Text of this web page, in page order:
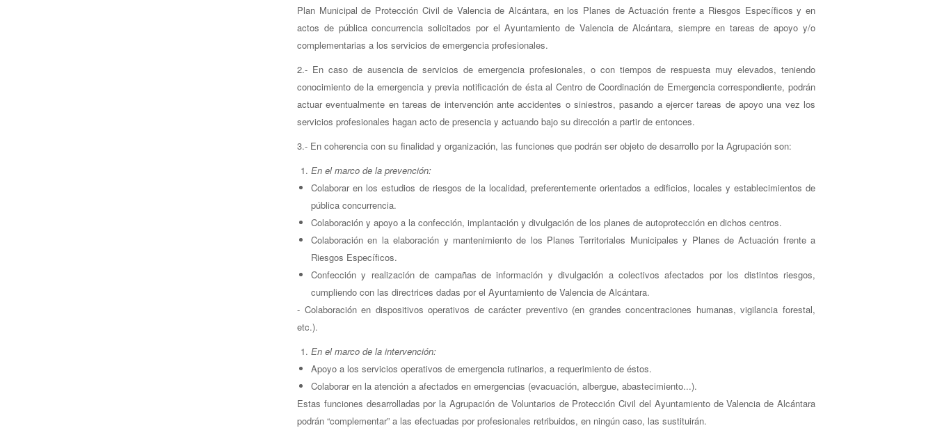
Plan Municipal de Protección Civil de Valencia de Alcántara, en los Planes de Actuación frente a Riesgos Específicos y en
actos de pública concurrencia solicitados por el Ayuntamiento de Valencia de Alcántara, siempre en tareas de apoyo y/o
complementarias a los servicios de emergencia profesionales.
2.- En caso de ausencia de servicios de emergencia profesionales, o con tiempos de respuesta muy elevados, teniendo
conocimiento de la emergencia y previa notificación de ésta al Centro de Coordinación de Emergencia correspondiente, podrán
actuar eventualmente en tareas de intervención ante accidentes o siniestros, pasando a ejercer tareas de apoyo una vez los
servicios profesionales hagan acto de presencia y actuando bajo su dirección a partir de entonces.
3.- En coherencia con su finalidad y organización, las funciones que podrán ser objeto de desarrollo por la Agrupación son:
En el marco de la prevención:
Colaborar en los estudios de riesgos de la localidad, preferentemente orientados a edificios, locales y establecimientos de
pública concurrencia.
Colaboración y apoyo a la confección, implantación y divulgación de los planes de autoprotección en dichos centros.
Colaboración en la elaboración y mantenimiento de los Planes Territoriales Municipales y Planes de Actuación frente a
Riesgos Específicos.
Confección y realización de campañas de información y divulgación a colectivos afectados por los distintos riesgos,
cumpliendo con las directrices dadas por el Ayuntamiento de Valencia de Alcántara.
- Colaboración en dispositivos operativos de carácter preventivo (en grandes concentraciones humanas, vigilancia forestal,
etc.).
En el marco de la intervención:
Apoyo a los servicios operativos de emergencia rutinarios, a requerimiento de éstos.
Colaborar en la atención a afectados en emergencias (evacuación, albergue, abastecimiento...).
Estas funciones desarrolladas por la Agrupación de Voluntarios de Protección Civil del Ayuntamiento de Valencia de Alcántara
podrán “complementar” a las efectuadas por profesionales retribuidos, en ningún caso, las sustituirán.